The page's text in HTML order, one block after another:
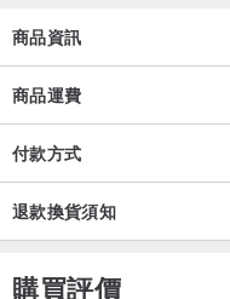
1. 陶瓷器一般都可以在微波
儘可能不在烤箱內使用，以
2. 清洗時勿用鋼絲刷，使用
3. 一般的陶瓷器具都不適合
茶)會產生裂紋，屬正常現象。
4. 咖啡和茶會滲入釉藥表面
商品資訊
商品運費
付款方式
退款換貨須知
購買評價